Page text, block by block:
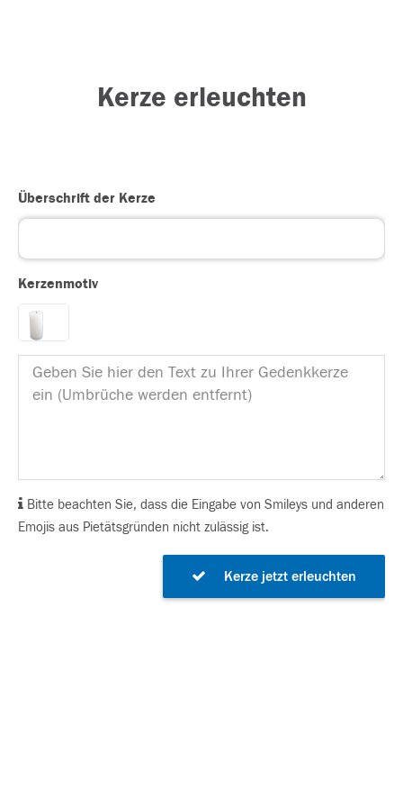
Kerze erleuchten
Überschrift der Kerze
Kerzenmotiv
Bitte beachten Sie, dass die Eingabe von Smileys und anderen
Emojis aus Pietätsgründen nicht zulässig ist.
Kerze jetzt erleuchten